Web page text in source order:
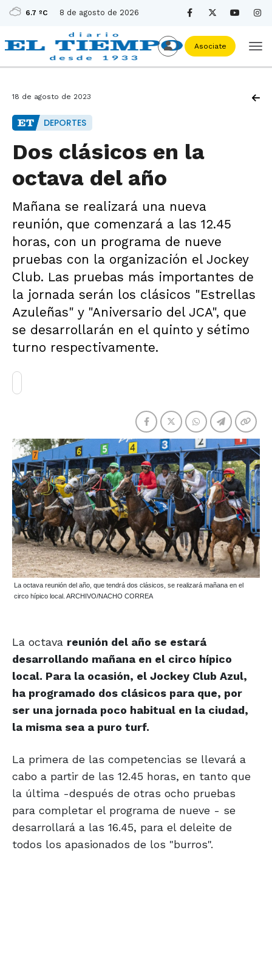
6.7 ºC 8 de agosto de 2026
Asociate
18 de agosto de 2023
DEPORTES
Dos clásicos en la
octava del año
Mañana se realizará una nueva
reunión, que comenzará a las 12.45
horas, con un programa de nueve
pruebas con la organización el Jockey
Club. Las pruebas más importantes de
la jornada serán los clásicos "Estrellas
Azuleñas" y "Aniversario del JCA", que
se desarrollarán en el quinto y sétimo
turno respectivamente.
La octava reunión del año, que tendrá dos clásicos, se realizará mañana en el
circo hípico local. ARCHIVO/NACHO CORREA
La octava reunión del año se estará
desarrollando mañana en el circo hípico
local. Para la ocasión, el Jockey Club Azul,
ha programado dos clásicos para que, por
ser una jornada poco habitual en la ciudad,
la misma sea a puro turf.
La primera de las competencias se llevará a
cabo a partir de las 12.45 horas, en tanto que
la última -después de otras ocho pruebas
para completar el programa de nueve - se
desarrollará a las 16.45, para el deleite de
todos los apasionados de los "burros".